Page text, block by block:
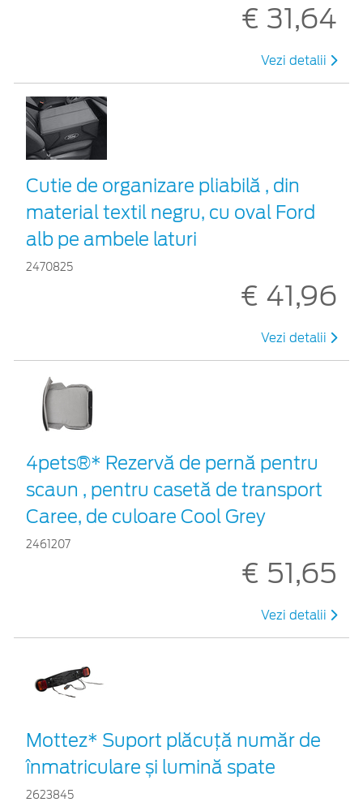
€ 31,64
Vezi detalii
Cutie de organizare pliabilă , din
material textil negru, cu oval Ford
alb pe ambele laturi
2470825
€ 41,96
Vezi detalii
4pets®* Rezervă de pernă pentru
scaun , pentru casetă de transport
Caree, de culoare Cool Grey
2461207
€ 51,65
Vezi detalii
Mottez* Suport plăcuță număr de
înmatriculare și lumină spate
2623845